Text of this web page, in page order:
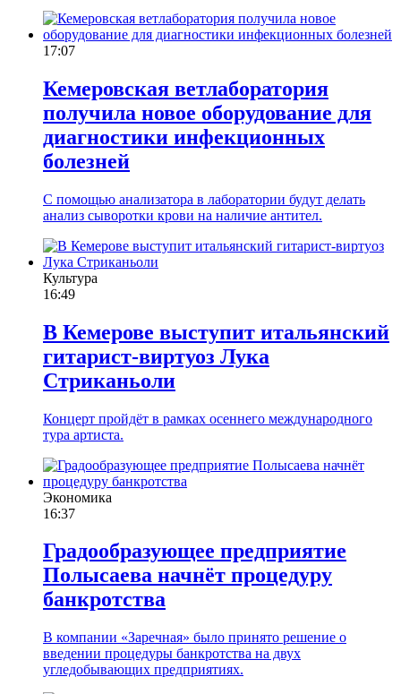
17:07
Кемеровская ветлаборатория
получила новое оборудование для
диагностики инфекционных
болезней
С помощью анализатора в лаборатории будут делать
анализ сыворотки крови на наличие антител.
Культура
16:49
В Кемерове выступит итальянский
гитарист-виртуоз Лука
Стриканьоли
Концерт пройдёт в рамках осеннего международного
тура артиста.
Экономика
16:37
Градообразующее предприятие
Полысаева начнёт процедуру
банкротства
В компании «Заречная» было принято решение о
введении процедуры банкротства на двух
угледобывающих предприятиях.